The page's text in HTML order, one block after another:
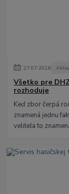
27.07.2026
Všetko pre
rozhoduje
Keď zbor čerpá
znamená jednu
veliteľa to